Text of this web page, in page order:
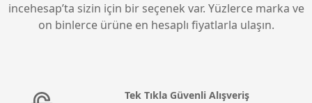
incehesap’ta sizin için bir seçenek var. Yüzlerce marka ve
on binlerce ürüne en hesaplı fiyatlarla ulaşın.
Tek Tıkla Güvenli Alışveriş